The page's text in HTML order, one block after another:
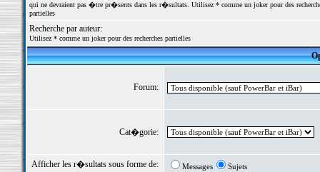
qui ne devraient pas �tre pr�sents dans les r�sultats. Utilisez * comme un joker pour des
partielles
Recherche par auteur:
Utilisez * comme un joker pour des recherches partielles
Forum:
Cat�gorie:
Afficher les r�sultats sous forme de: Messages Sujets